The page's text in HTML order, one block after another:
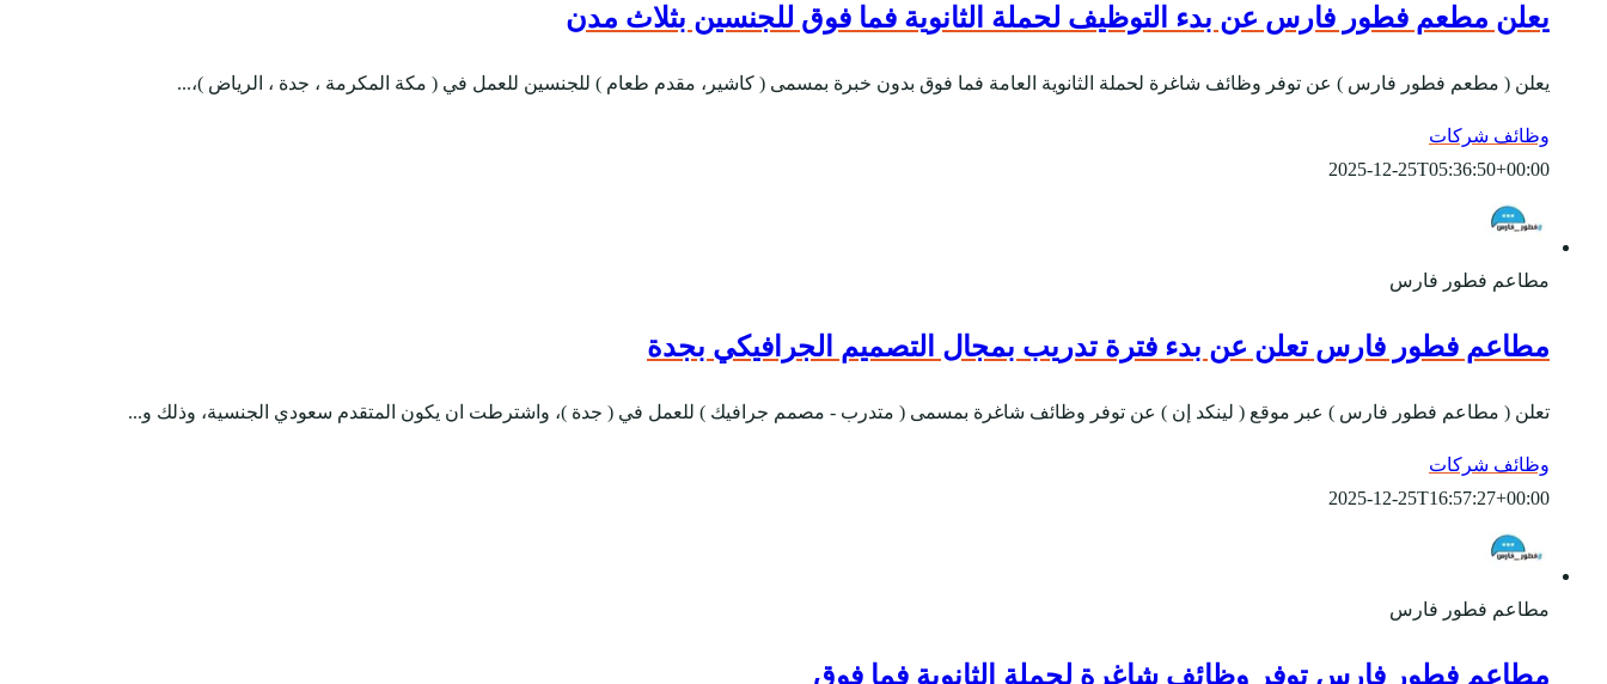
يعلن مطعم فطور فارس عن بدء التوظيف لحملة الثانوية فما فوق للجنسين بثلاث مدن
يعلن ( مطعم فطور فارس ) عن توفر وظائف شاغرة لحملة الثانوية العامة فما فوق بدون خبرة بمسمى ( كاشير، مقدم طعام ) للجنسين للعمل في ( مكة المكرمة ، جدة ، الرياض )،...
وظائف شركات
2025-12-25T05:36:50+00:00
مطاعم فطور فارس
مطاعم فطور فارس تعلن عن بدء فترة تدريب بمجال التصميم الجرافيكي بجدة
تعلن ( مطاعم فطور فارس ) عبر موقع ( لينكد إن ) عن توفر وظائف شاغرة بمسمى ( متدرب - مصمم جرافيك ) للعمل في ( جدة )، واشترطت ان يكون المتقدم سعودي الجنسية، وذلك و...
وظائف شركات
2025-12-25T16:57:27+00:00
مطاعم فطور فارس
مطاعم فطور فارس توفر وظائف شاغرة لحملة الثانوية فما فوق